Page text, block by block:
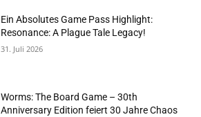
Ein Absolutes Game Pass Highlight:
Resonance: A Plague Tale Legacy!
31. Juli 2026
Worms: The Board Game – 30th
Anniversary Edition feiert 30 Jahre Chaos